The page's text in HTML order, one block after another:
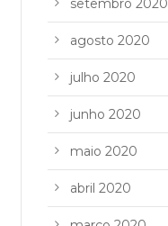
setembro 2020
agosto 2020
julho 2020
junho 2020
maio 2020
abril 2020